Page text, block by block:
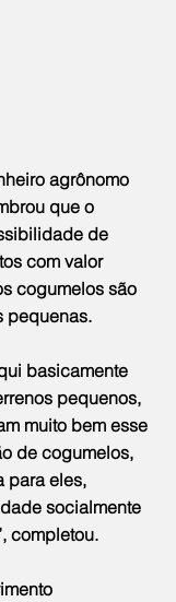
agrônomo
que o
de
com valor
cogumelos são
pequenas.
basicamente
pequenos,
muito bem esse
de cogumelos,
para eles,
socialmente
completou.